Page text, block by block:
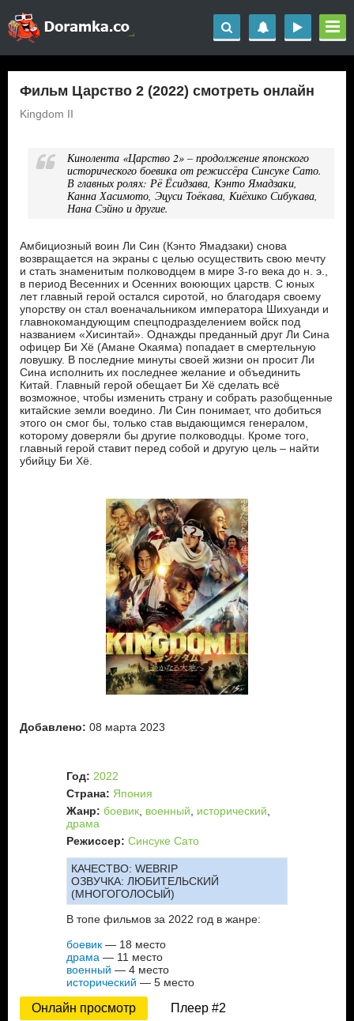
Фильм Царство 2 (2022) смотреть онлайн
Kingdom II
Кинолента «Царство 2» – продолжение японского
исторического боевика от режиссёра Синсуке Сато.
В главных ролях: Рё Ёсидзава, Кэнто Ямадзаки,
Канна Хасимото, Эцуси Тоёкава, Киёхико Сибукава,
Нана Сэйно и другие.
Амбициозный воин Ли Син (Кэнто Ямадзаки) снова
возвращается на экраны с целью осуществить свою мечту
и стать знаменитым полководцем в мире 3-го века до н. э.,
в период Весенних и Осенних воюющих царств. С юных
лет главный герой остался сиротой, но благодаря своему
упорству он стал военачальником императора Шихуанди и
главнокомандующим спецподразделением войск под
названием «Хисинтай». Однажды преданный друг Ли Сина
офицер Би Хё (Амане Окаяма) попадает в смертельную
ловушку. В последние минуты своей жизни он просит Ли
Сина исполнить их последнее желание и объединить
Китай. Главный герой обещает Би Хё сделать всё
возможное, чтобы изменить страну и собрать разобщенные
китайские земли воедино. Ли Син понимает, что добиться
этого он смог бы, только став выдающимся генералом,
которому доверяли бы другие полководцы. Кроме того,
главный герой ставит перед собой и другую цель – найти
убийцу Би Хё.
Добавлено: 08 марта 2023
Год: 2022
Страна: Япония
Жанр: боевик военный исторический
драма
Режиссер: Синсуке Сато
КАЧЕСТВО: WEBRIP
ОЗВУЧКА: ЛЮБИТЕЛЬСКИЙ
(МНОГОГОЛОСЫЙ)
В топе фильмов за 2022 год в жанре:
боевик — 18 место
драма — 11 место
военный — 4 место
исторический — 5 место
Онлайн просмотр Плеер #2